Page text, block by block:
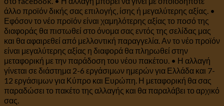
άλλο προϊόν δικής σας επιλογής, ίσης ή μεγαλύτερης αξίας. •
Εφόσον το νέο προϊόν είναι χαμηλότερης αξίας το ποσό της
διαφοράς θα πιστωθεί στο όνομα σας εντός της σελίδας μας
και θα αφαιρεθεί από μελλοντική παραγγελία. Αν το νέο προϊόν
είναι μεγαλύτερης αξίας η διαφορά θα πληρωθεί στην
μεταφορική με την παράδοση του νέου πακέτου. • Η αλλαγή
γίνεται σε διάστημα 2-6 εργάσιμων ημερών για Ελλάδα και 7-
12 εργάσιμων για Κύπρο και Ευρώπη. Η μεταφορική θα σας
παραδώσει το πακέτο της αλλαγής και θα παραλάβει το αρχικό
σας.